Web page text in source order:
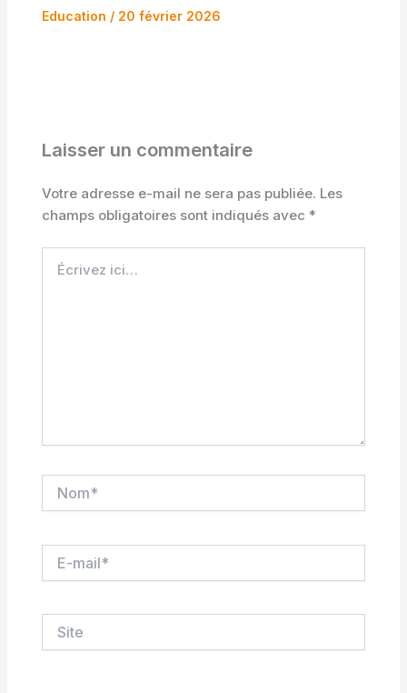
Education / 20 février 2026
Laisser un commentaire
Votre adresse e-mail ne sera pas publiée. Les
champs obligatoires sont indiqués avec *
ici…
mail*